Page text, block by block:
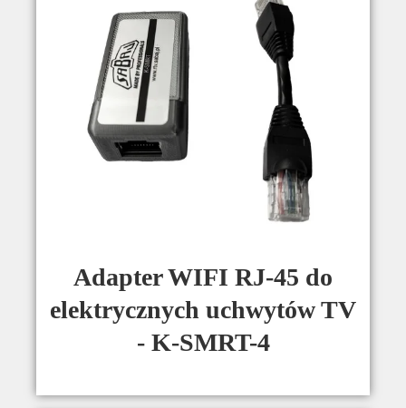
Adapter WIFI RJ-45 do
elektrycznych uchwytów TV
- K-SMRT-4